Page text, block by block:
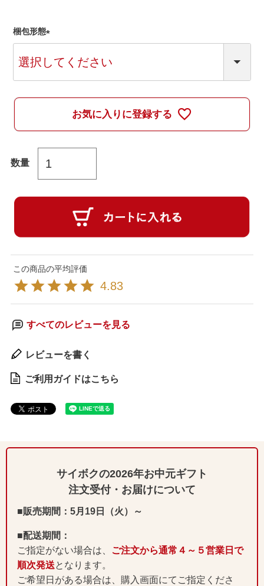
梱包形態
必
お気に入りに登録する
4.83
すべてのレビューを見る
レビューを書く
ご利用ガイドはこちら
サイボクの2026年お中元ギフト
注文受付・お届けについて
■販売期間：5月19日（火）～
■配送期間：
ご指定がない場合は、 ご注文から通常４～５営業日で
順次発送となります。
ご希望日がある場合は、購入画面にてご指定くださ